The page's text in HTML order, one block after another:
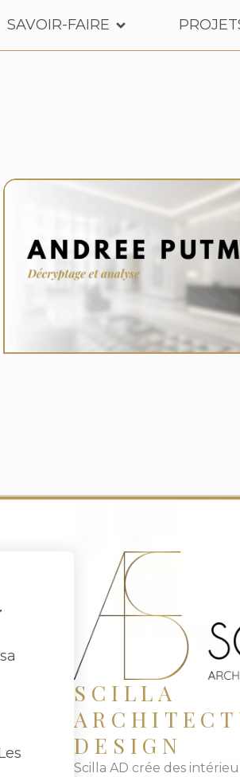
SAVOIR-FAIRE
SCILLA
DESIGN
Scilla AD crée des